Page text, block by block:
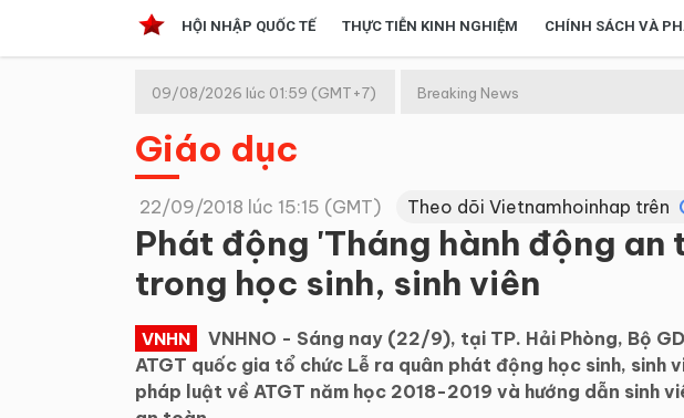
HỘI NHẬP QUỐC TẾ THỰC TIỄN KINH NGHIỆM CHÍNH SÁCH VÀ
Kinh tế hội nhập
Doanh nghiệp
09/08/2026 lúc 01:59 (GMT+7) Breaking News
Giáo dục
22/09/2018 lúc 15:15 (GMT) Theo dõi Vietnamhoinhap trên
Phát động 'Tháng hành động
trong học sinh, sinh viên
VNHN
VNHNO - Sáng nay (22/9), tại TP. Hải Phòng, Bộ
ATGT quốc gia tổ chức Lễ ra quân phát động học sinh, sinh
pháp luật về ATGT năm học 2018-2019 và hướng dẫn sinh